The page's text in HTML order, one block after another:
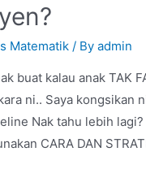
Matematik / Byadmin
buat kalau anak TAK
ni.. Saya kongsikan
Nak tahu lebih
CARA DAN